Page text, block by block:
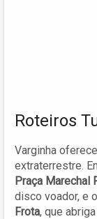
Roteiros
Varginha
extraterrestre.
Praça Marechal
disco voador, e o
Frota, que